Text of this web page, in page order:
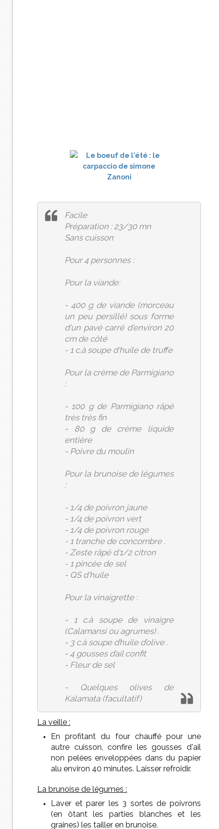
Facile
Préparation : 23/30 mn
Sans cuisson
Pour 4 personnes :
Pour la viande:
- 400 g de viande (morceau
un peu persillé) sous forme
d'un pavé carré d'environ 20
cm de côté
- 1 c.à soupe d'huile de truffe
Pour la crème de Parmigiano
:
- 100 g de Parmigiano râpé
très très fin
- 80 g de crème liquide
entière
- Poivre du moulin
Pour la brunoise de légumes
:
- 1/4 de poivron jaune
- 1/4 de poivron vert
- 1/4 de poivron rouge
- 1 tranche de concombre .
- Zeste râpé d'1/2 citron
- 1 pincée de sel
- QS d'huile
Pour la vinaigrette :
- 1 c.à soupe de vinaigre
(Calamansi ou agrumes) .
- 3 c.à soupe d’huile d’olive .
- 4 gousses d’ail confit
- Fleur de sel
- Quelques olives de
Kalamata (facultatif)
La veille :
En profitant du four chauffé pour une
autre cuisson, confire les gousses d'ail
non pelées enveloppées dans du papier
alu environ 40 minutes. Laisser refroidir.
La brunoise de légumes :
Laver et parer les 3 sortes de poivrons
(en ôtant les parties blanches et les
graines) les tailler en brunoise.